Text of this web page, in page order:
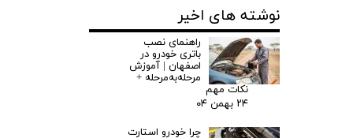
نوشته های اخیر
راهنمای نصب
باتری خودرو در
اصفهان | آموزش
مرحله‌به‌مرحله +
نکات مهم
۲۴ بهمن ۰۴
چرا خودرو استارت